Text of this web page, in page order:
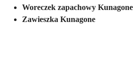
Woreczek zapachowy
Zawieszka Kunagone